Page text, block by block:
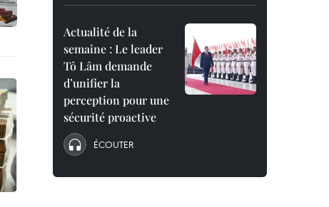
Actualité de la
semaine : Le leader
Tô Lâm demande
d’unifier la
perception pour une
sécurité proactive
ÉCOUTER